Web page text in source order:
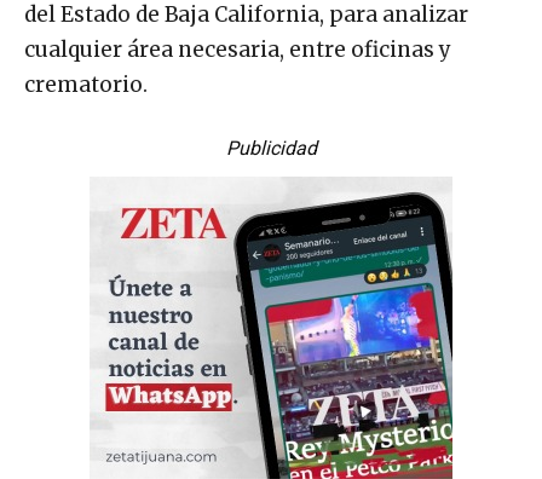
del Estado de Baja California, para analizar
cualquier área necesaria, entre oficinas y
crematorio.
Publicidad